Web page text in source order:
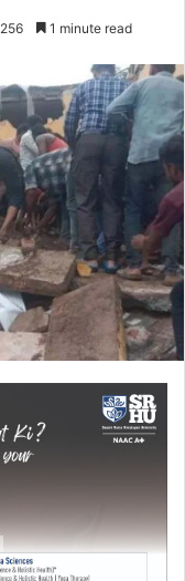
256 1 minute read